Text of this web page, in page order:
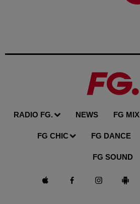
RADIO FG. NEWS FG MIX
FG CHIC FG DANCE
FG SOUND